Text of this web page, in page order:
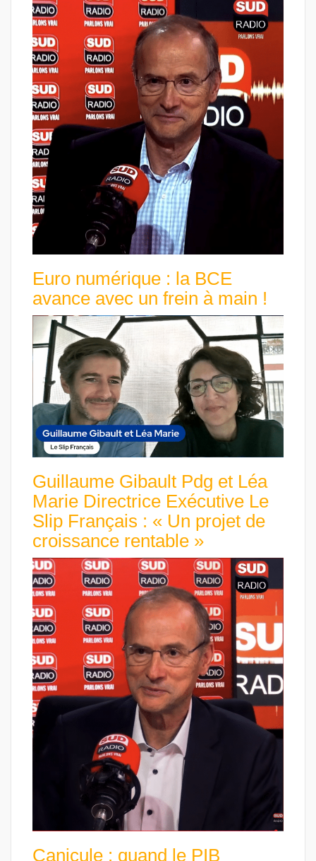
Euro numérique : la BCE
avance avec un frein à main !
Guillaume Gibault Pdg et Léa
Marie Directrice Exécutive Le
Slip Français : « Un projet de
croissance rentable »
Canicule : quand le PIB